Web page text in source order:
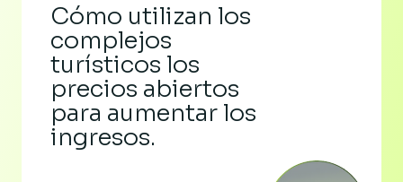
Cómo utilizan los
complejos
turísticos los
precios abiertos
para aumentar los
ingresos.